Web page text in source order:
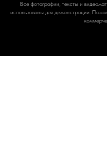
Все фотографии, тексты и
использованы для демонстрации.